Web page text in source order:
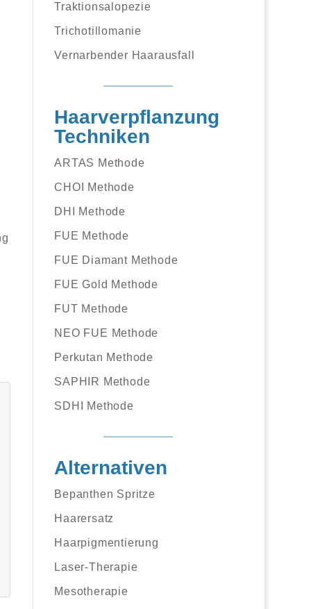
Traktionsalopezie
Trichotillomanie
Vernarbender Haarausfall
Haarverpflanzung
Techniken
ARTAS Methode
CHOI Methode
DHI Methode
FUE Methode
FUE Diamant Methode
FUE Gold Methode
FUT Methode
NEO FUE Methode
Perkutan Methode
SAPHIR Methode
SDHI Methode
Alternativen
Bepanthen Spritze
Haarersatz
Haarpigmentierung
Laser-Therapie
Mesotherapie